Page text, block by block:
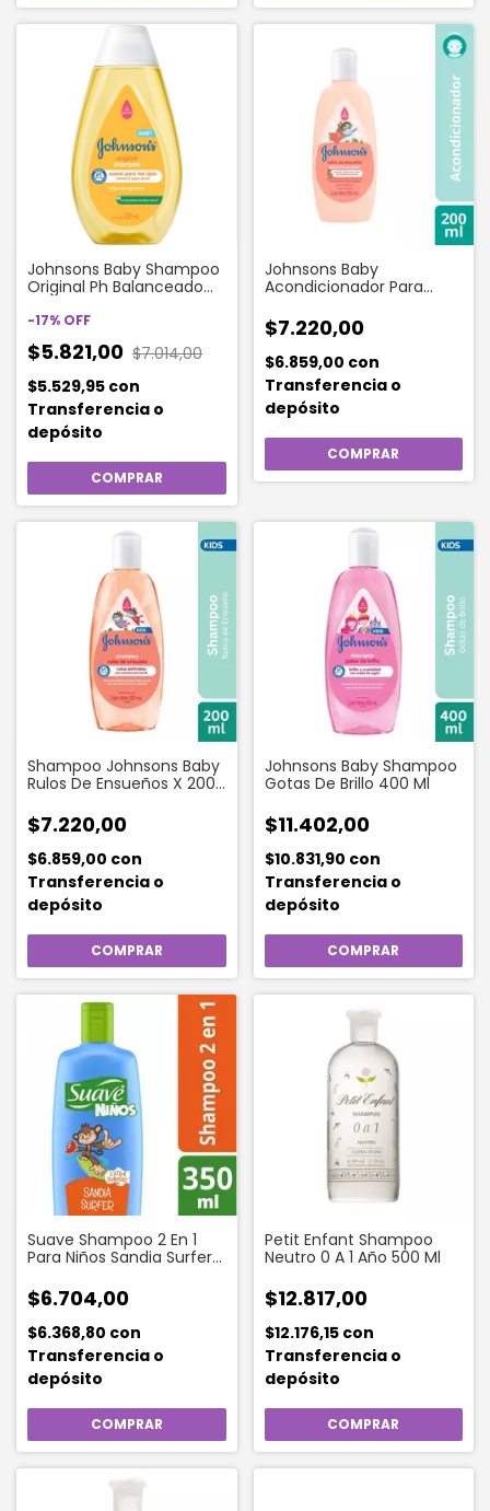
Johnsons Baby Shampoo
Original Ph Balanceado
-17% OFF
$5.821,00 $7.014,00
$5.529,95 con
Transferencia o
depósito
Johnsons Baby
Acondicionador Para
$7.220,00
$6.859,00 con
Transferencia o
depósito
Shampoo Johnsons Baby
Rulos De Ensueños X 200
$7.220,00
$6.859,00 con
Transferencia o
depósito
Johnsons Baby Shampoo
Gotas De Brillo 400 Ml
$11.402,00
$10.831,90 con
Transferencia o
depósito
Suave Shampoo 2 En 1
Para Niños Sandia Surfer
$6.704,00
$6.368,80 con
Transferencia o
depósito
Petit Enfant Shampoo
Neutro 0 A 1 Año 500 Ml
$12.817,00
$12.176,15 con
Transferencia o
depósito